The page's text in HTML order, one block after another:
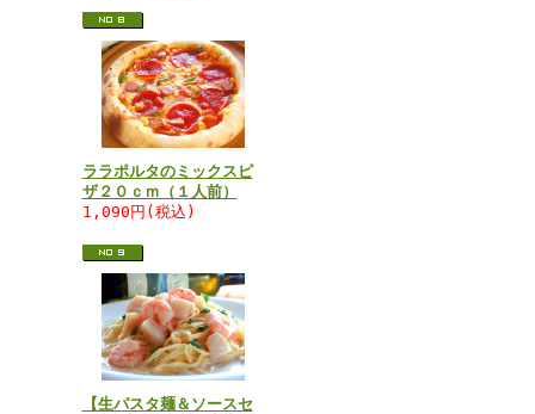
ララポルタのミックスピ
ザ２０ｃｍ（１人前）
1,090円(税込)
【生パスタ麺＆ソースセ